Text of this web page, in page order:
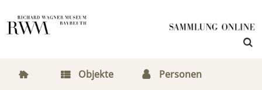
Objekte Personen